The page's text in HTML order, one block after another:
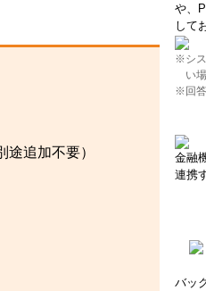
や、
して
※シス
い
※回答
金融
連携
バッ
途追加不要）